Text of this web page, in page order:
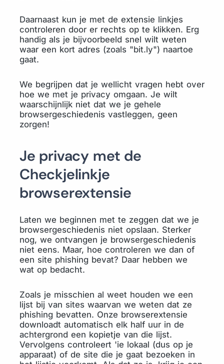
Daarnaast kun je met de extensie linkjes
controleren door er rechts op te klikken. Erg
handig als je bijvoorbeeld snel wilt weten
waar een kort adres (zoals "bit.ly") naartoe
gaat.
We begrijpen dat je wellicht vragen hebt over
hoe we met je privacy omgaan. Je wilt
waarschijnlijk niet dat we je gehele
browsergeschiedenis vastleggen, geen
zorgen!
Je privacy met de
Checkjelinkje
browserextensie
Laten we beginnen met te zeggen dat we je
browsergeschiedenis niet opslaan. Sterker
nog, we ontvangen je browsergeschiedenis
niet eens. Maar, hoe controleren we dan of
een site phishing bevat? Daar hebben we
wat op bedacht.
Zoals je misschien al weet houden we een
lijst bij van sites waarvan we weten dat ze
phishing bevatten. Onze browserextensie
downloadt automatisch elk half uur in de
achtergrond een kopietje van die lijst.
Vervolgens controleert 'ie lokaal (dus op je
apparaat) of de site die je gaat bezoeken in